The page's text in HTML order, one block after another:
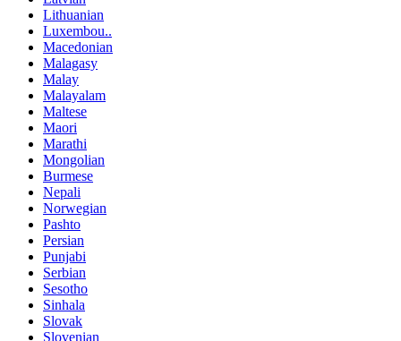
Lithuanian
Luxembou..
Macedonian
Malagasy
Malay
Malayalam
Maltese
Maori
Marathi
Mongolian
Burmese
Nepali
Norwegian
Pashto
Persian
Punjabi
Serbian
Sesotho
Sinhala
Slovak
Slovenian